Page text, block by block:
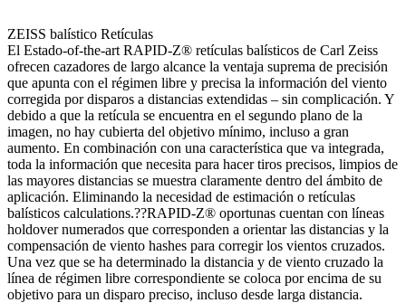
Hornos Electricos
ZEISS balístico Retículas
El Estado-of-the-art RAPID-Z® retículas balísticos de Carl Zeiss
ofrecen cazadores de largo alcance la ventaja suprema de precisión
que apunta con el régimen libre y precisa la información del viento
corregida por disparos a distancias extendidas – sin complicación. Y
debido a que la retícula se encuentra en el segundo plano de la
imagen, no hay cubierta del objetivo mínimo, incluso a gran
aumento. En combinación con una característica que va integrada,
toda la información que necesita para hacer tiros precisos, limpios de
las mayores distancias se muestra claramente dentro del ámbito de
aplicación. Eliminando la necesidad de estimación o retículas
balísticos calculations.??RAPID-Z® oportunas cuentan con líneas
holdover numerados que corresponden a orientar las distancias y la
compensación de viento hashes para corregir los vientos cruzados.
Una vez que se ha determinado la distancia y de viento cruzado la
línea de régimen libre correspondiente se coloca por encima de su
objetivo para un disparo preciso, incluso desde larga distancia.